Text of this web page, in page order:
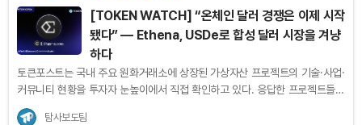
[TOKEN WATCH] “온체인 달러 경쟁은 이제 시작
됐다” — Ethena, USDe로 합성 달러 시장을 겨냥
하다
토큰포스트는 국내 주요 원화거래소에 상장된 가상자산 프로젝트의 기술·사업·
커뮤니티 현황을 투자자 눈높이에서 직접 확인하고 있다. 응답한 프로젝트들의
목소리를 순서대로 기록한다. [편집자주] 크립토 시장에서 가장...
탐사보도팀